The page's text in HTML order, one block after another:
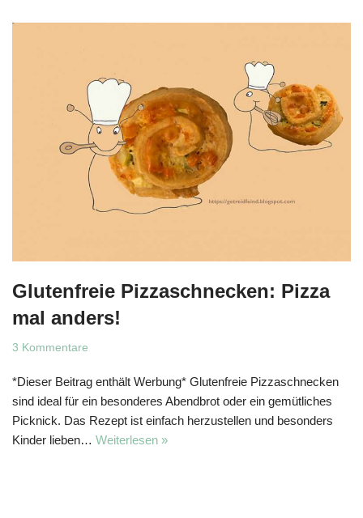
Glutenfreie Pizzaschnecken: Pizza
mal anders!
3 Kommentare
*Dieser Beitrag enthält Werbung* Glutenfreie Pizzaschnecken
sind ideal für ein besonderes Abendbrot oder ein gemütliches
Picknick. Das Rezept ist einfach herzustellen und besonders
Kinder lieben… Weiterlesen »